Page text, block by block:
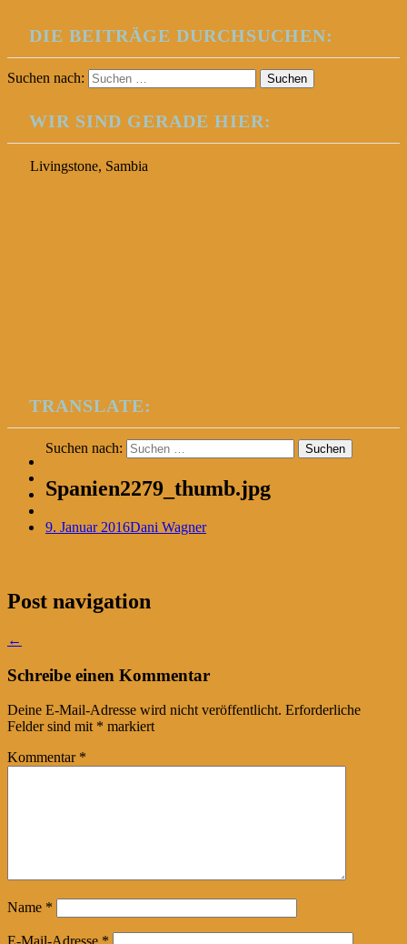
DIE BEITRÄGE DURCHSUCHEN:
Suchen nach:
WIR SIND GERADE HIER:
Livingstone, Sambia
TRANSLATE:
Suchen nach:
Spanien2279_thumb.jpg
9. Januar 2016Dani Wagner
Post navigation
←
Schreibe einen Kommentar
Deine E-Mail-Adresse wird nicht veröffentlicht. Erforderliche
Felder sind mit * markiert
Kommentar *
Name *